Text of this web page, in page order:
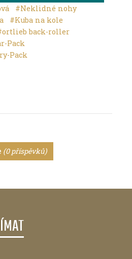
#Neklidné nohy
#Kuba na kole
back-roller
Pack
Pack
(0 příspěvků)